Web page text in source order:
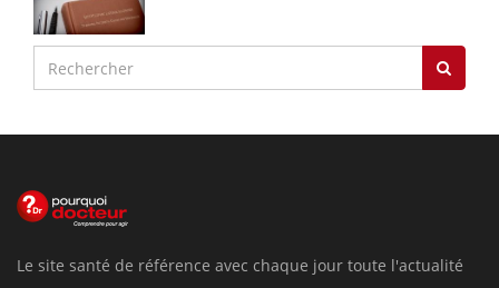
Le site santé de référence avec chaque jour toute l'actualité